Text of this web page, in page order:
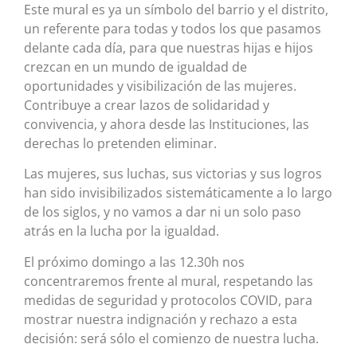
Este mural es ya un símbolo del barrio y el distrito,
un referente para todas y todos los que pasamos
delante cada día, para que nuestras hijas e hijos
crezcan en un mundo de igualdad de
oportunidades y visibilización de las mujeres.
Contribuye a crear lazos de solidaridad y
convivencia, y ahora desde las Instituciones, las
derechas lo pretenden eliminar.
Las mujeres, sus luchas, sus victorias y sus logros
han sido invisibilizados sistemáticamente a lo largo
de los siglos, y no vamos a dar ni un solo paso
atrás en la lucha por la igualdad.
El próximo domingo a las 12.30h nos
concentraremos frente al mural, respetando las
medidas de seguridad y protocolos COVID, para
mostrar nuestra indignación y rechazo a esta
decisión: será sólo el comienzo de nuestra lucha.